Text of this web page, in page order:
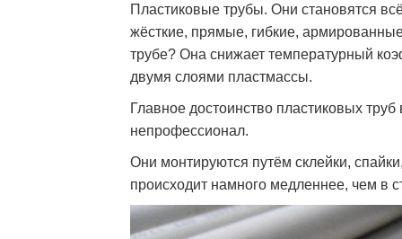
Пластиковые трубы. Они становятся
жёсткие, прямые, гибкие,
трубе? Она снижает температурный
двумя слоями пластмассы.
Главное достоинство пластиковых
непрофессионал.
Они монтируются путём склейки,
происходит намного медленнее, чем в